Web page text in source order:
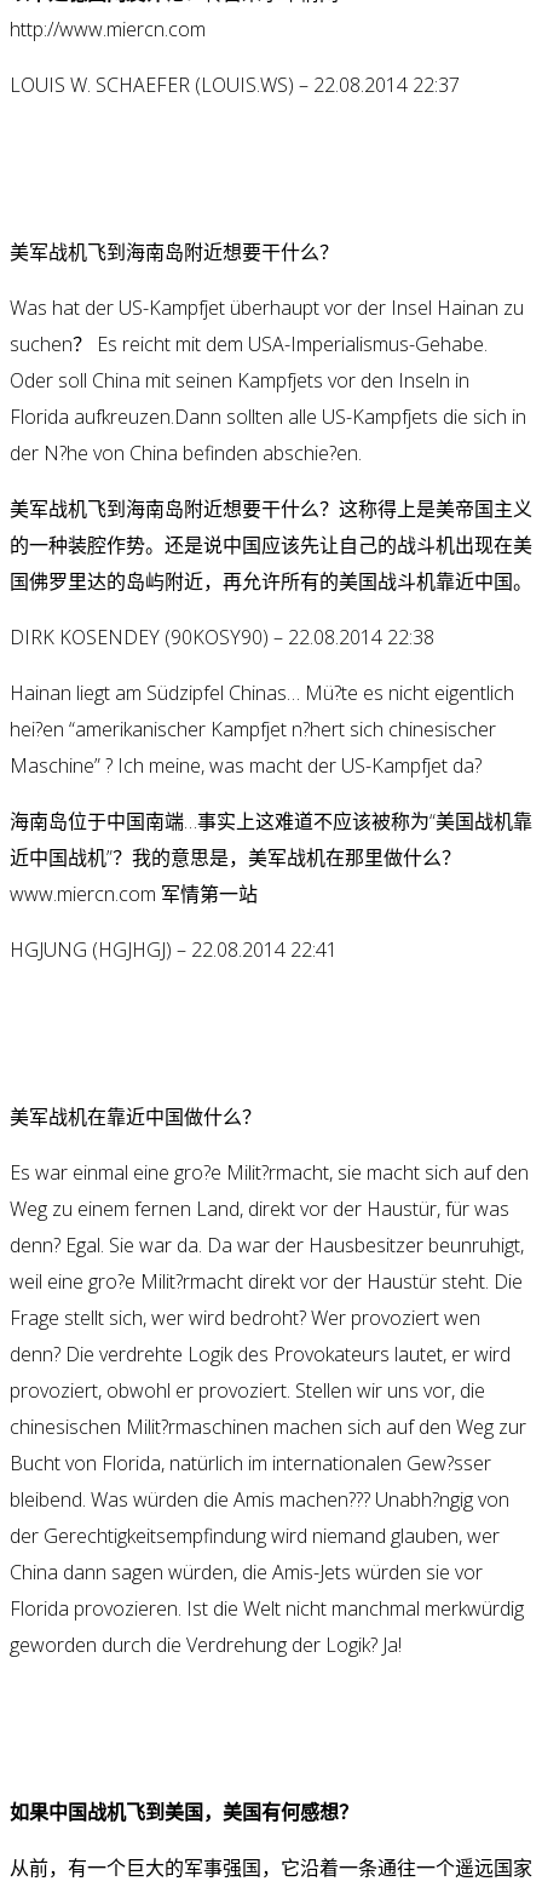
http://www.miercn.com
LOUIS W. SCHAEFER (LOUIS.WS) – 22.08.2014 22:37
美军战机飞到海南岛附近想要干什么？
Was hat der US-Kampfjet überhaupt vor der Insel Hainan zu
suchen？ Es reicht mit dem USA-Imperialismus-Gehabe.
Oder soll China mit seinen Kampfjets vor den Inseln in
Florida aufkreuzen.Dann sollten alle US-Kampfjets die sich in
der N?he von China befinden abschie?en.
美军战机飞到海南岛附近想要干什么？这称得上是美帝国主义
的一种装腔作势。还是说中国应该先让自己的战斗机出现在美
国佛罗里达的岛屿附近，再允许所有的美国战斗机靠近中国。
DIRK KOSENDEY (90KOSY90) – 22.08.2014 22:38
Hainan liegt am Südzipfel Chinas… Mü?te es nicht eigentlich
hei?en “amerikanischer Kampfjet n?hert sich chinesischer
Maschine” ? Ich meine, was macht der US-Kampfjet da?
海南岛位于中国南端…事实上这难道不应该被称为“美国战机靠
近中国战机”？我的意思是，美军战机在那里做什么？
www.miercn.com 军情第一站
HGJUNG (HGJHGJ) – 22.08.2014 22:41
美军战机在靠近中国做什么？
Es war einmal eine gro?e Milit?rmacht, sie macht sich auf den
Weg zu einem fernen Land, direkt vor der Haustür, für was
denn? Egal. Sie war da. Da war der Hausbesitzer beunruhigt,
weil eine gro?e Milit?rmacht direkt vor der Haustür steht. Die
Frage stellt sich, wer wird bedroht? Wer provoziert wen
denn? Die verdrehte Logik des Provokateurs lautet, er wird
provoziert, obwohl er provoziert. Stellen wir uns vor, die
chinesischen Milit?rmaschinen machen sich auf den Weg zur
Bucht von Florida, natürlich im internationalen Gew?sser
bleibend. Was würden die Amis machen??? Unabh?ngig von
der Gerechtigkeitsempfindung wird niemand glauben, wer
China dann sagen würden, die Amis-Jets würden sie vor
Florida provozieren. Ist die Welt nicht manchmal merkwürdig
geworden durch die Verdrehung der Logik? Ja!
如果中国战机飞到美国，美国有何感想？
从前，有一个巨大的军事强国，它沿着一条通往一个遥远国家